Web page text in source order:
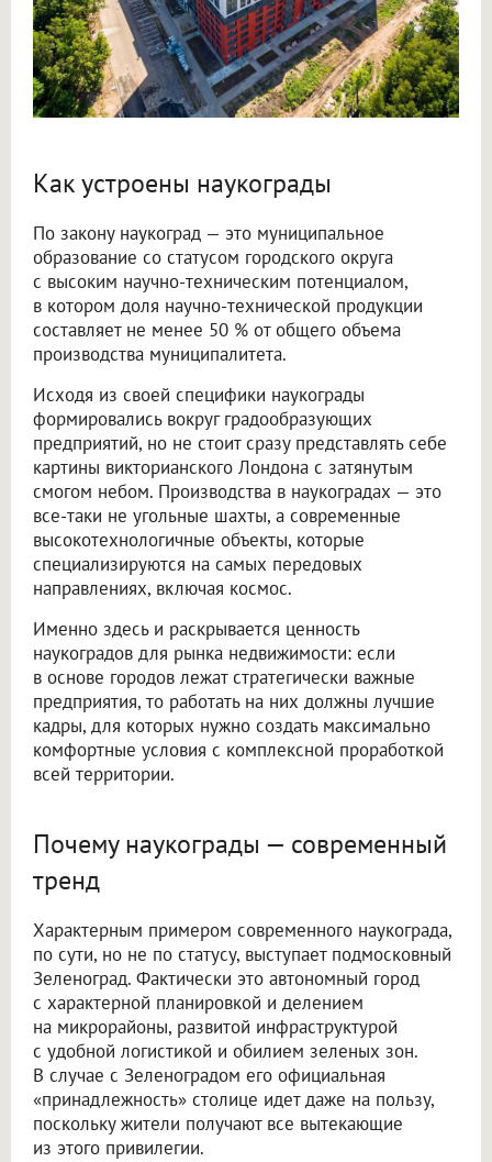
Как устроены наукограды
По закону наукоград — это муниципальное
образование со статусом городского округа
с высоким научно-техническим потенциалом,
в котором доля научно-технической продукции
составляет не менее 50 % от общего объема
производства муниципалитета.
Исходя из своей специфики наукограды
формировались вокруг градообразующих
предприятий, но не стоит сразу представлять себе
картины викторианского Лондона с затянутым
смогом небом. Производства в наукоградах — это
все-таки не угольные шахты, а современные
высокотехнологичные объекты, которые
специализируются на самых передовых
направлениях, включая космос.
Именно здесь и раскрывается ценность
наукоградов для рынка недвижимости: если
в основе городов лежат стратегически важные
предприятия, то работать на них должны лучшие
кадры, для которых нужно создать максимально
комфортные условия с комплексной проработкой
всей территории.
Почему наукограды — современный
тренд
Характерным примером современного наукограда,
по сути, но не по статусу, выступает подмосковный
Зеленоград. Фактически это автономный город
с характерной планировкой и делением
на микрорайоны, развитой инфраструктурой
с удобной логистикой и обилием зеленых зон.
В случае с Зеленоградом его официальная
«принадлежность» столице идет даже на пользу,
поскольку жители получают все вытекающие
из этого привилегии.